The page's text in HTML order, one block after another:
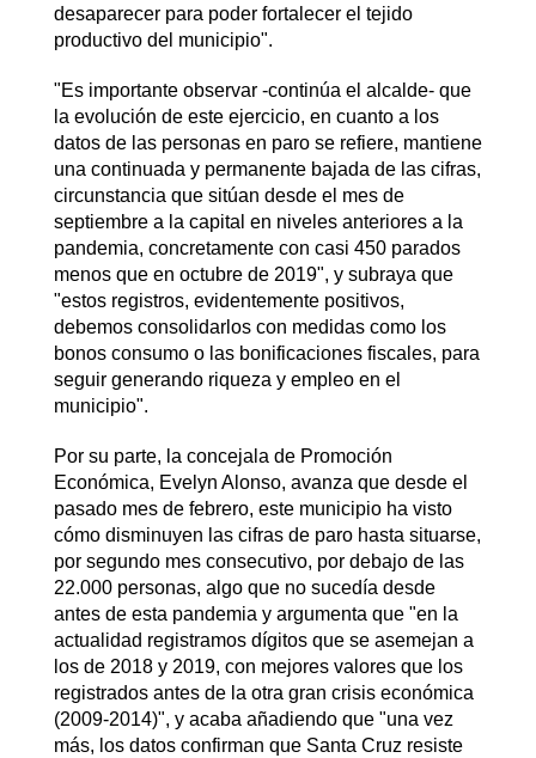
desaparecer para poder fortalecer el tejido
productivo del municipio".
"Es importante observar -continúa el alcalde- que
la evolución de este ejercicio, en cuanto a los
datos de las personas en paro se refiere, mantiene
una continuada y permanente bajada de las cifras,
circunstancia que sitúan desde el mes de
septiembre a la capital en niveles anteriores a la
pandemia, concretamente con casi 450 parados
menos que en octubre de 2019", y subraya que
"estos registros, evidentemente positivos,
debemos consolidarlos con medidas como los
bonos consumo o las bonificaciones fiscales, para
seguir generando riqueza y empleo en el
municipio".
Por su parte, la concejala de Promoción
Económica, Evelyn Alonso, avanza que desde el
pasado mes de febrero, este municipio ha visto
cómo disminuyen las cifras de paro hasta situarse,
por segundo mes consecutivo, por debajo de las
22.000 personas, algo que no sucedía desde
antes de esta pandemia y argumenta que "en la
actualidad registramos dígitos que se asemejan a
los de 2018 y 2019, con mejores valores que los
registrados antes de la otra gran crisis económica
(2009-2014)", y acaba añadiendo que "una vez
más, los datos confirman que Santa Cruz resiste